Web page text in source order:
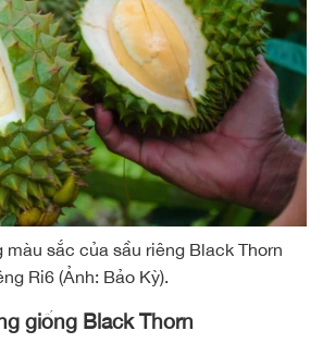
sắc của sầu riêng Black Thorn
Ri6 (Ảnh: Bảo Kỳ).
giống Black Thorn